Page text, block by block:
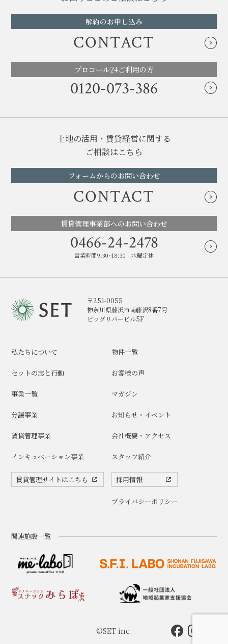
解約のお申し込み
CONTACT
プロコール24ご利用の方
0120-073-386
土地の活用・賃貸経営に関する
ご相談はこちら
フォームからのお問い合わせ
CONTACT
賃貸管理事業部へのお問い合わせ
0466-24-2478
営業時間9:30~18:30 水曜定休
〒251-0055
神奈川県藤沢市南藤沢8番7号
ビッグリバービル5F
私たちについて
セットの志と行動
事業一覧
分譲事業
賃貸管理事業
インキュベーション事業
賃貸管理サイトはこちら
物件一覧
お客様の声
マガジン
お知らせ・イベント
会社概要・アクセス
スタッフ紹介
採用情報
プライバシーポリシー
関連施設一覧
©SET inc.